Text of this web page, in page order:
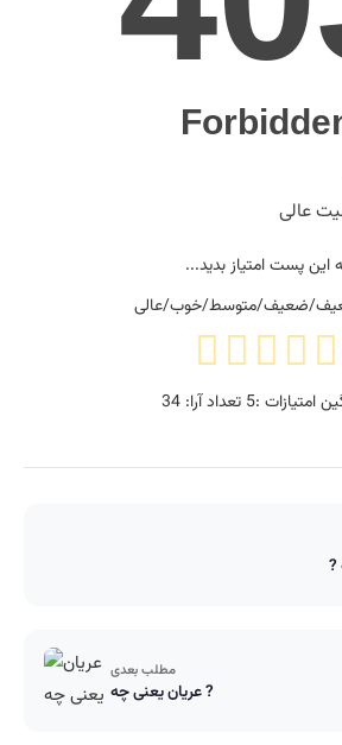
عالی
این پست امتیاز بدید...
ضعیف/متوسط/خوب/عالی
امتیازات :5 تعداد آرا:34
?
مطلب بعدی
عریان یعنی چه ?